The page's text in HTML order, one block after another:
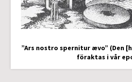
”Ars nostro spernitur ævo” (Den
föraktas i vår